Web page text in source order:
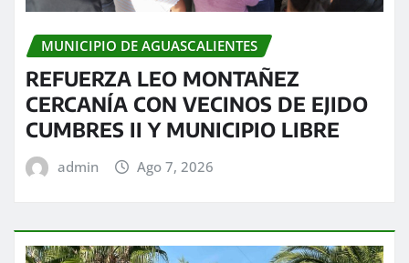
MUNICIPIO DE AGUASCALIENTES
REFUERZA LEO MONTAÑEZ
CERCANÍA CON VECINOS DE EJIDO
CUMBRES II Y MUNICIPIO LIBRE
admin Ago 7, 2026